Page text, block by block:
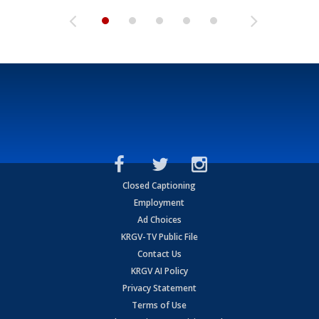
Closed Captioning
Employment
Ad Choices
KRGV-TV Public File
Contact Us
KRGV AI Policy
Privacy Statement
Terms of Use